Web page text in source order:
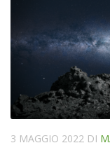
3 MAGGIO 2022 DI